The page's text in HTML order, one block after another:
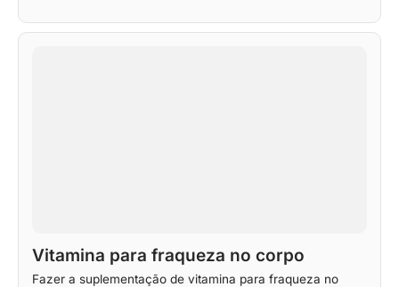
Vitamina para fraqueza no corpo
Fazer a suplementação de vitamina para fraqueza no